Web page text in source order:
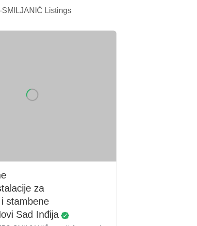
Listings
za
stambene
Sad Inđija